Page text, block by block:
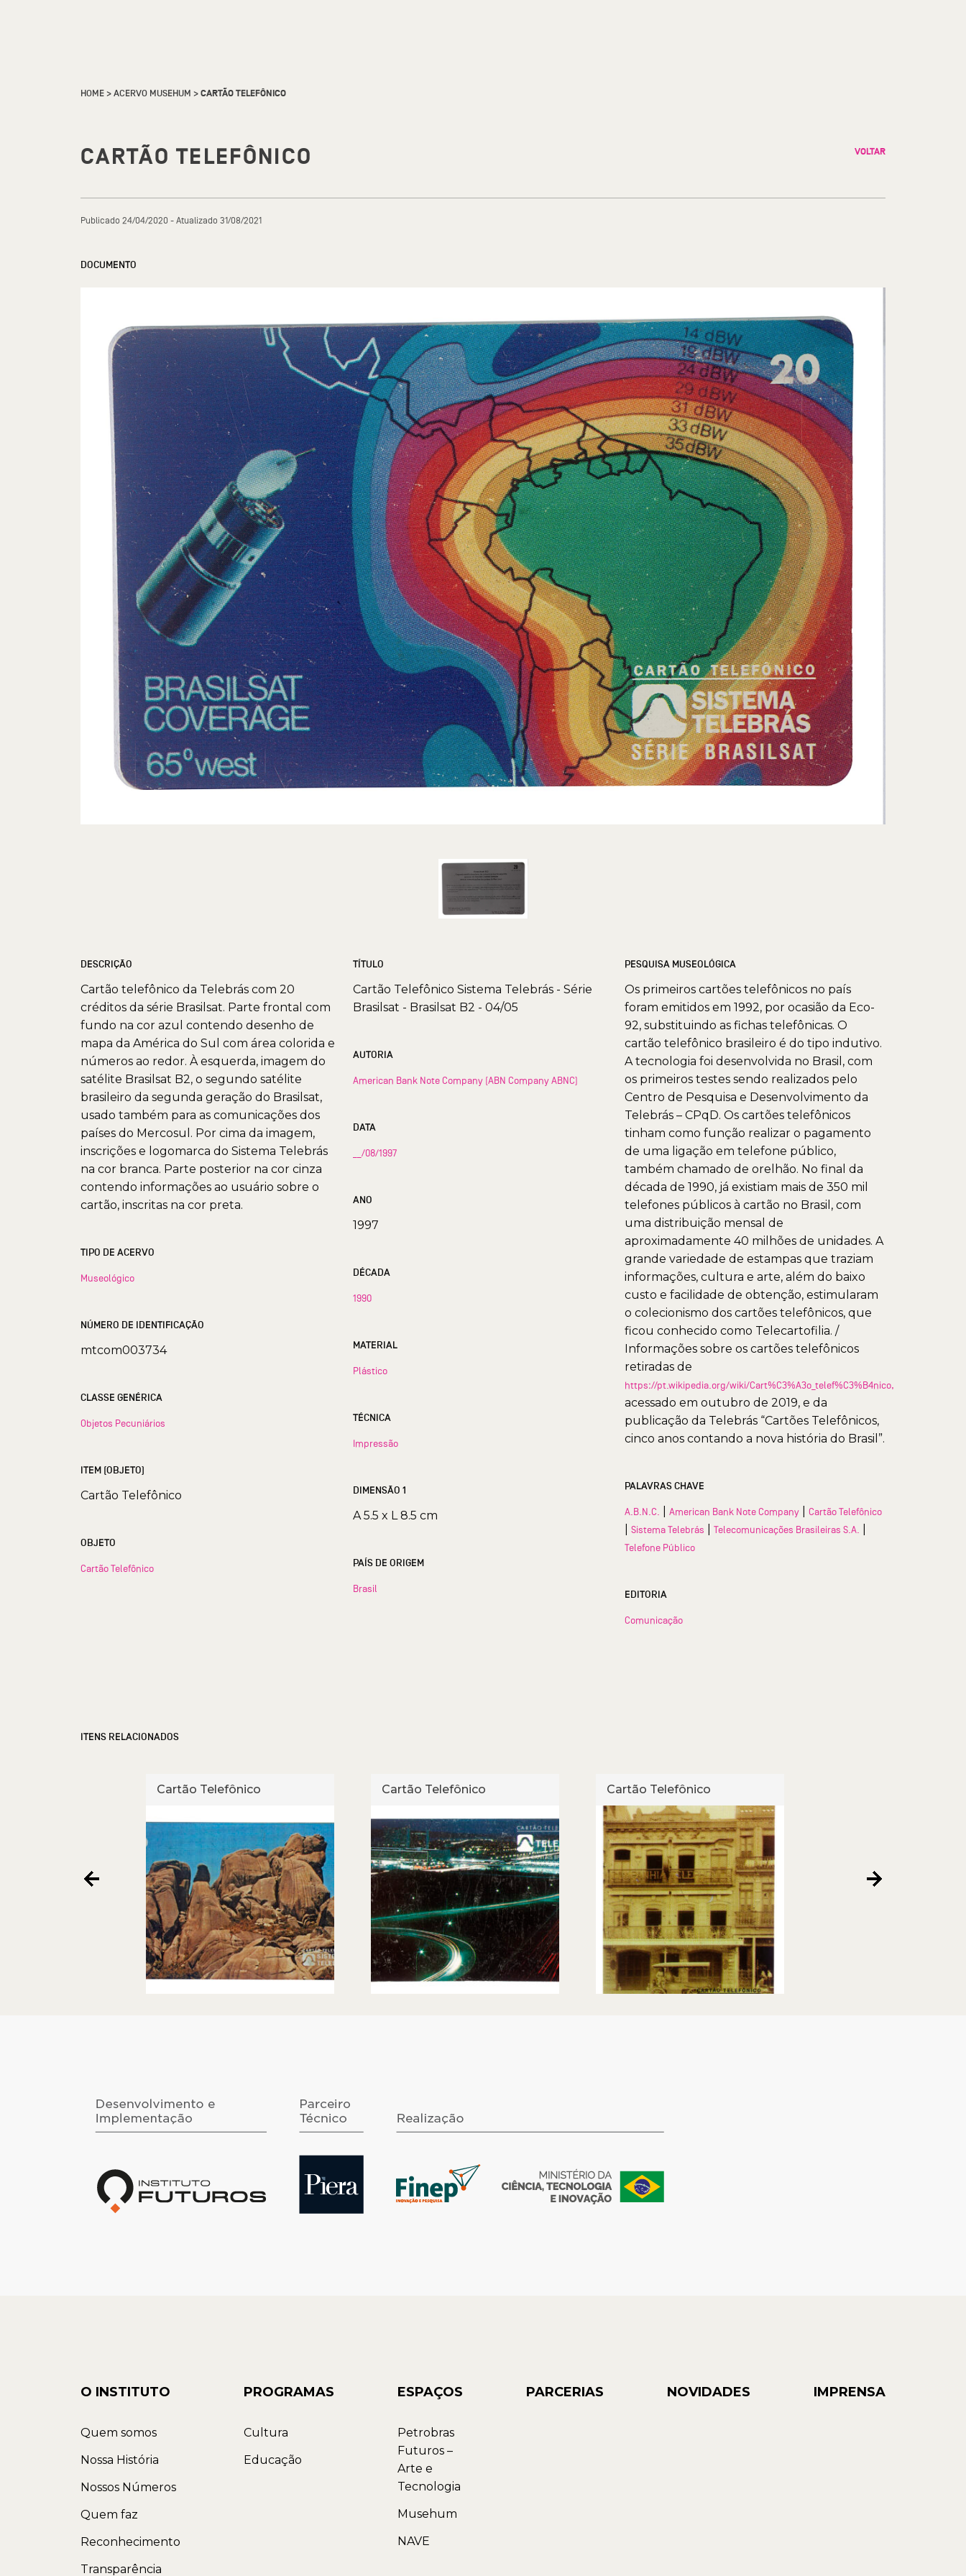
HOME>ACERVO MUSEHUM >CARTÃO TELEFÔNICO
CARTÃO TELEFÔNICO VOLTAR
Publicado 24/04/2020 - Atualizado 31/08/2021
DOCUMENTO
DESCRIÇÃO
Cartão telefônico da Telebrás com 20
créditos da série Brasilsat. Parte frontal com
fundo na cor azul contendo desenho de
mapa da América do Sul com área colorida e
números ao redor. À esquerda, imagem do
satélite Brasilsat B2, o segundo satélite
brasileiro da segunda geração do Brasilsat,
usado também para as comunicações dos
países do Mercosul. Por cima da imagem,
inscrições e logomarca do Sistema Telebrás
na cor branca. Parte posterior na cor cinza
contendo informações ao usuário sobre o
cartão, inscritas na cor preta.
TIPO DE ACERVO
Museológico
NÚMERO DE IDENTIFICAÇÃO
mtcom003734
CLASSE GENÉRICA
Objetos Pecuniários
ITEM (OBJETO)
Cartão Telefônico
OBJETO
Cartão Telefônico
TÍTULO
Cartão Telefônico Sistema Telebrás - Série
Brasilsat - Brasilsat B2 - 04/05
AUTORIA
American Bank Note Company (ABN Company ABNC)
DATA
__/08/1997
ANO
1997
DÉCADA
1990
MATERIAL
Plástico
TÉCNICA
Impressão
DIMENSÃO 1
A 5.5 x L 8.5 cm
PAÍS DE ORIGEM
Brasil
PESQUISA MUSEOLÓGICA
Os primeiros cartões telefônicos no país
foram emitidos em 1992, por ocasião da Eco-
92, substituindo as fichas telefônicas. O
cartão telefônico brasileiro é do tipo indutivo.
A tecnologia foi desenvolvida no Brasil, com
os primeiros testes sendo realizados pelo
Centro de Pesquisa e Desenvolvimento da
Telebrás – CPqD. Os cartões telefônicos
tinham como função realizar o pagamento
de uma ligação em telefone público,
também chamado de orelhão. No final da
década de 1990, já existiam mais de 350 mil
telefones públicos à cartão no Brasil, com
uma distribuição mensal de
aproximadamente 40 milhões de unidades. A
grande variedade de estampas que traziam
informações, cultura e arte, além do baixo
custo e facilidade de obtenção, estimularam
o colecionismo dos cartões telefônicos, que
ficou conhecido como Telecartofilia. /
Informações sobre os cartões telefônicos
retiradas de
https://pt.wikipedia.org/wiki/Cart%C3%A3o_telef%C3%B4nico,
acessado em outubro de 2019, e da
publicação da Telebrás “Cartões Telefônicos,
cinco anos contando a nova história do Brasil”.
PALAVRAS CHAVE
A.B.N.C. |American Bank Note Company |Cartão Telefônico
|Sistema Telebrás |Telecomunicações Brasileiras S.A.
Telefone Público
EDITORIA
Comunicação
ITENS RELACIONADOS
Cartão Telefônico Cartão Telefônico Cartão Telefônico
O INSTITUTO
Quem somos
Nossa História
Nossos Números
Quem faz
Reconhecimento
Transparência
PROGRAMAS
Cultura
Educação
ESPAÇOS
Petrobras
Futuros –
Arte e
Tecnologia
Musehum
NAVE
PARCERIAS NOVIDADES IMPRENSA